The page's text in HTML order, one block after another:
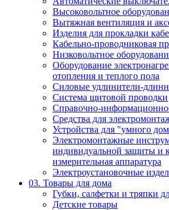
Высоковольтное
Вытяжная вентиляция и
Изделия для прокладки
Кабельно-проводниковая
Низковольтное
Оборудование
отопления и теплого пола
Силовые удлинители-
Система щитовой проводки
Справочно-
Средства для
Устройства для "умного
Электромонтажные
индивидуальной защиты и
измерительная аппаратура
Электроустановочные
03. Товары для дома
Губки, салфетки и тряпки
Детские товары